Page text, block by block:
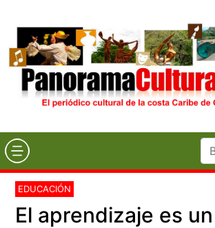
EDUCACIÓN
El aprendizaje es un